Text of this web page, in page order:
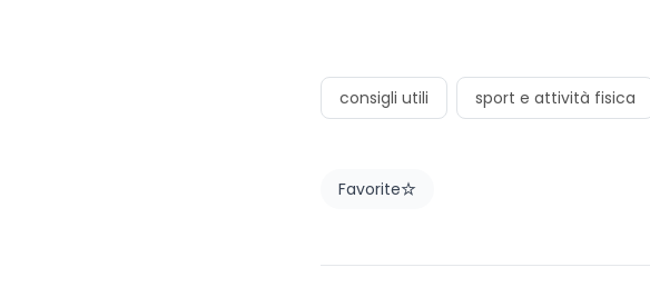
consigli utili sport e attività fisica